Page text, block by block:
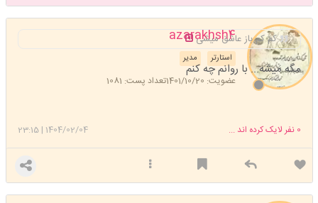
azarakhsh4
مدیر استارتر
عضویت: 1401/10/20 تعداد پست: 1081
کم کم باز عاشق میشی
مگه میشه... با روانم چه کنم
1404/02/04
|
23:15 0 نفر لایک کرده اند ...